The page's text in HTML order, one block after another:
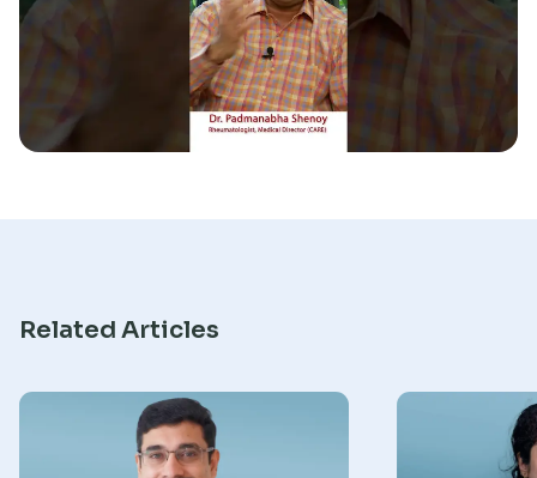
Research
Related Articles